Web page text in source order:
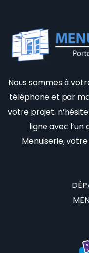
Nous sommes à
téléphone et par
votre projet,
ligne avec l’un
Menuiserie,